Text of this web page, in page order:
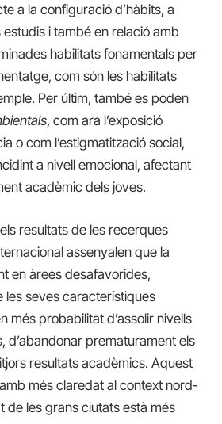
a la configuració d’hàbits, a
estudis i també en relació amb
habilitats fonamentals per
com són les habilitats
Per últim, també es poden
, com ara l’exposició
o com l’estigmatització social,
a nivell emocional, afectant
acadèmic dels joves.
resultats de les recerques
assenyalen que la
en àrees desafavorides,
les seves característiques
més probabilitat d’assolir nivells
d’abandonar prematurament els
resultats acadèmics. Aquest
més claredat al context nord-
de les grans ciutats està més